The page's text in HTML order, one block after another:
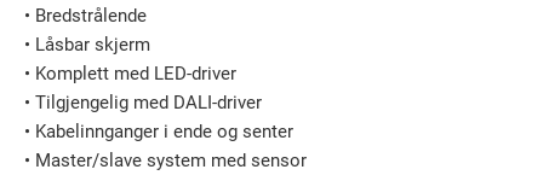
• Bredstrålende
• Låsbar skjerm
• Komplett med LED-driver
• Tilgjengelig med DALI-driver
• Kabelinnganger i ende og senter
• Master/slave system med sensor